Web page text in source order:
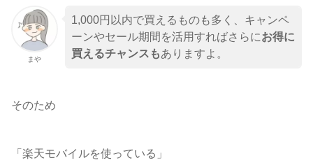
まや
1,000円以内で買えるものも多く、キャンペ
ーンやセール期間を活用すればさらにお得に
買えるチャンスもありますよ。
そのため
「楽天モバイルを使っている」